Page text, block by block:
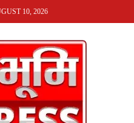
10, 2026